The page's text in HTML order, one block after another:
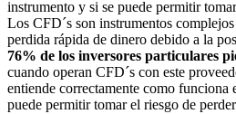
instrumento y si se puede permitir
Los CFD´s son instrumentos
perdida rápida de dinero debido a la
76% de los inversores particulares
cuando operan CFD´s con este
entiende correctamente como funciona
puede permitir tomar el riesgo de